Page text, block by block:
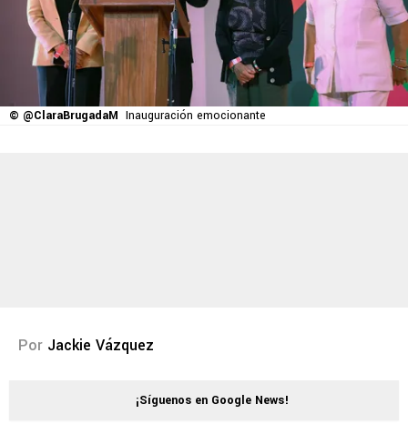
© @ClaraBrugadaM Inauguración emocionante
Por Jackie Vázquez
¡Síguenos en Google News!